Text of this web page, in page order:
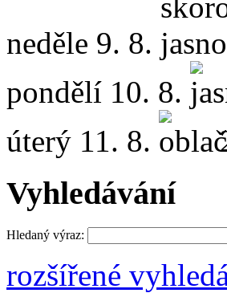
neděle 9. 8.
pondělí 10. 8.
úterý 11. 8.
Vyhledávání
Hledaný výraz:
rozšířené